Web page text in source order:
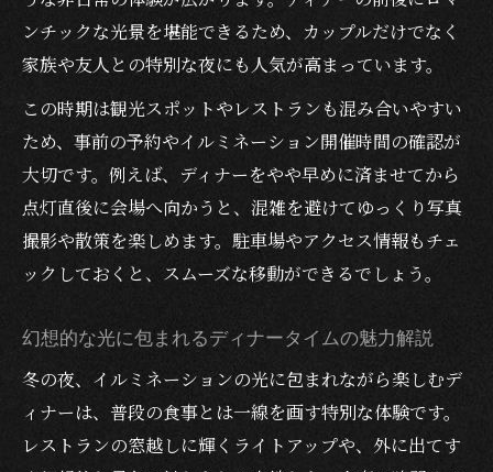
ンチックな光景を堪能できるため、カップルだけでなく
家族や友人との特別な夜にも人気が高まっています。
この時期は観光スポットやレストランも混み合いやすい
ため、事前の予約やイルミネーション開催時間の確認が
大切です。例えば、ディナーをやや早めに済ませてから
点灯直後に会場へ向かうと、混雑を避けてゆっくり写真
撮影や散策を楽しめます。駐車場やアクセス情報もチェ
ックしておくと、スムーズな移動ができるでしょう。
幻想的な光に包まれるディナータイムの魅力解説
冬の夜、イルミネーションの光に包まれながら楽しむデ
ィナーは、普段の食事とは一線を画す特別な体験です。
レストランの窓越しに輝くライトアップや、外に出てす